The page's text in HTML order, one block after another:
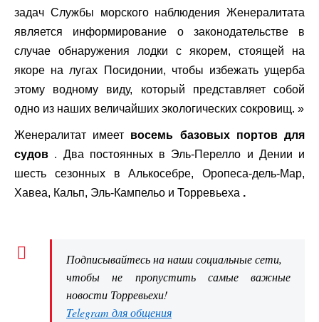
задач Службы морского наблюдения Женералитата
является информирование о законодательстве в
случае обнаружения лодки с якорем, стоящей на
якоре на лугах Посидонии, чтобы избежать ущерба
этому водному виду, который представляет собой
одно из наших величайших экологических сокровищ. »
Женералитат имеет восемь базовых портов для
судов . Два постоянных в Эль-Перелло и Дении и
шесть сезонных в Алькосебре, Оропеса-дель-Мар,
Хавеа, Кальп, Эль-Кампельо и Торревьеха .
Подписывайтесь на наши социальные сети,
чтобы не пропустить самые важные
новости Торревьехи!
Telegram для общения